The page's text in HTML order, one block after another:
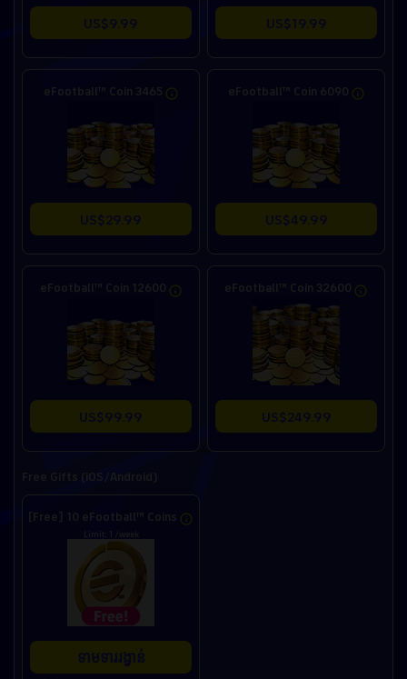
US$9.99 US$19.99
eFootball™ Coin 3465
US$29.99
eFootball™ Coin 6090
US$49.99
eFootball™ Coin 12600
US$99.99
eFootball™ Coin 32600
US$249.99
[Free] 10 eFootball™ Coins
Limit: 1 /week
ទាមទាររង្វាន់